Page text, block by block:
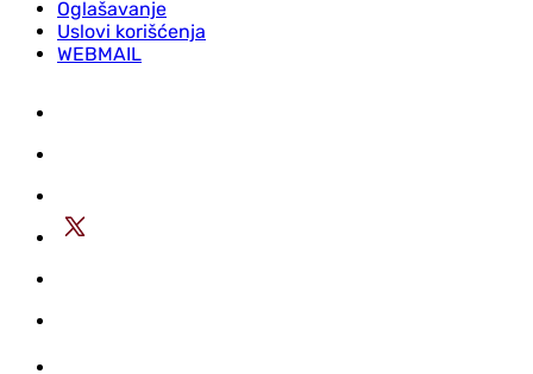
Oglašavanje
Uslovi korišćenja
WEBMAIL